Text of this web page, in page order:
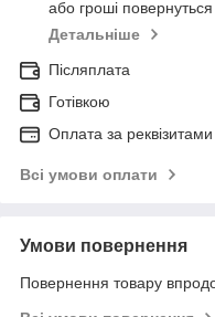
або гроші
Детальніше
Післяплата
Готівкою
Оплата за реквізитами
Всі умови оплати
Умови повернення
Повернення товару